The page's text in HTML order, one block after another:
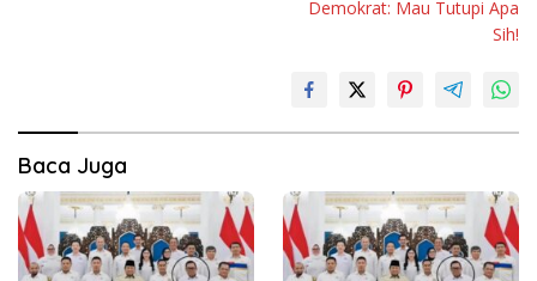
Demokrat: Mau Tutupi Apa
Sih!
Baca Juga